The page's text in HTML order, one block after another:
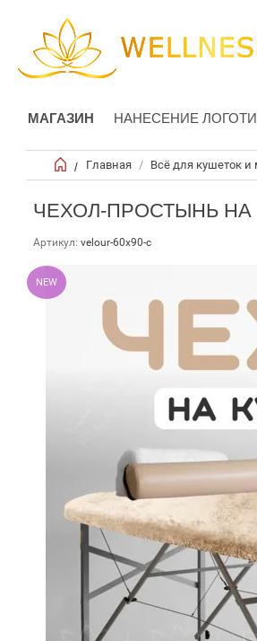
МАГАЗИН НАНЕСЕНИЕ
/ Главная / Всё для кушеток
ЧЕХОЛ-ПРОСТЫНЬ НА
Артикул: velour-60х90-c
NEW